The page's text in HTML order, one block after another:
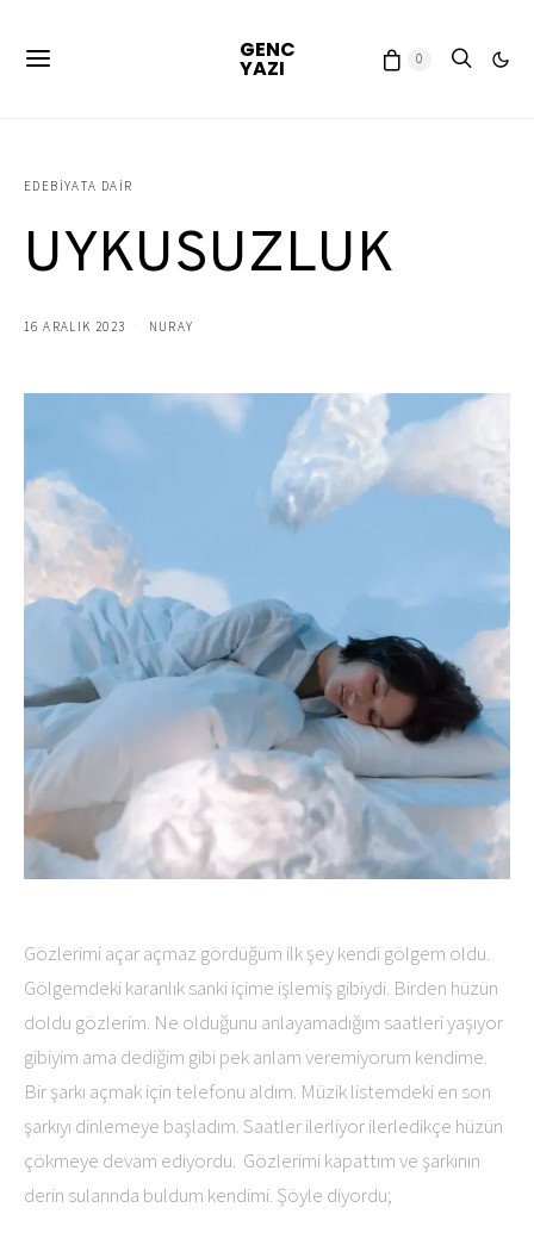
GENC
YAZI 0
EDEBIYATA DAIR
UYKUSUZLUK
16 ARALIK 2023 NURAY
Gözlerimi açar açmaz gördüğüm ilk şey kendi gölgem oldu.
Gölgemdeki karanlık sanki içime işlemiş gibiydi. Birden hüzün
doldu gözlerim. Ne olduğunu anlayamadığım saatleri yaşıyor
gibiyim ama dediğim gibi pek anlam veremiyorum kendime.
Bir şarkı açmak için telefonu aldım. Müzik listemdeki en son
şarkıyı dinlemeye başladım. Saatler ilerliyor ilerledikçe hüzün
çökmeye devam ediyordu. Gözlerimi kapattım ve şarkının
derin sularında buldum kendimi. Şöyle diyordu;